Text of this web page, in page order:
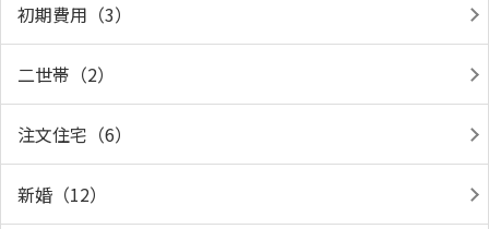
初期費用（3）
二世帯（2）
注文住宅（6）
新婚（12）